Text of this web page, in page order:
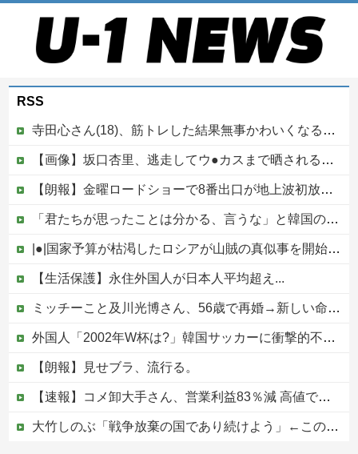
RSS
寺田心さん(18)、筋トレした結果無事かわいくなる（※画像あり）
【画像】坂口杏里、逃走してウ●カスまで晒されるｗｗｗｗｗ
【朗報】金曜ロードショーで8番出口が地上波初放送wwwwwwwww
「君たちが思ったことは分かる、言うな」と韓国のアワビ丼を見た人々が騒然、盛り付けって大事だということがひと目で理解できてしまう……
|●|国家予算が枯渇したロシアが山賊の真似事を開始、金銀貴金属じゃなくて自動車とかってところがリアリティありすぎる……
【生活保護】永住外国人が日本人平均超え...
ミッチーこと及川光博さん、56歳で再婚→新しい命まで授かるｗｗｗｗｗ
外国人「2002年W杯は?」韓国サッカーに衝撃的不祥事！W杯予選でレフリーへの性的接待発覚！海外騒然！【海外の反応】
【朗報】見せブラ、流行る。
【速報】コメ卸大手さん、営業利益83％減 高値で買い込んだ米が売れず「損切り祭り」開幕へ
大竹しのぶ「戦争放棄の国であり続けよう」←この投稿が話題に